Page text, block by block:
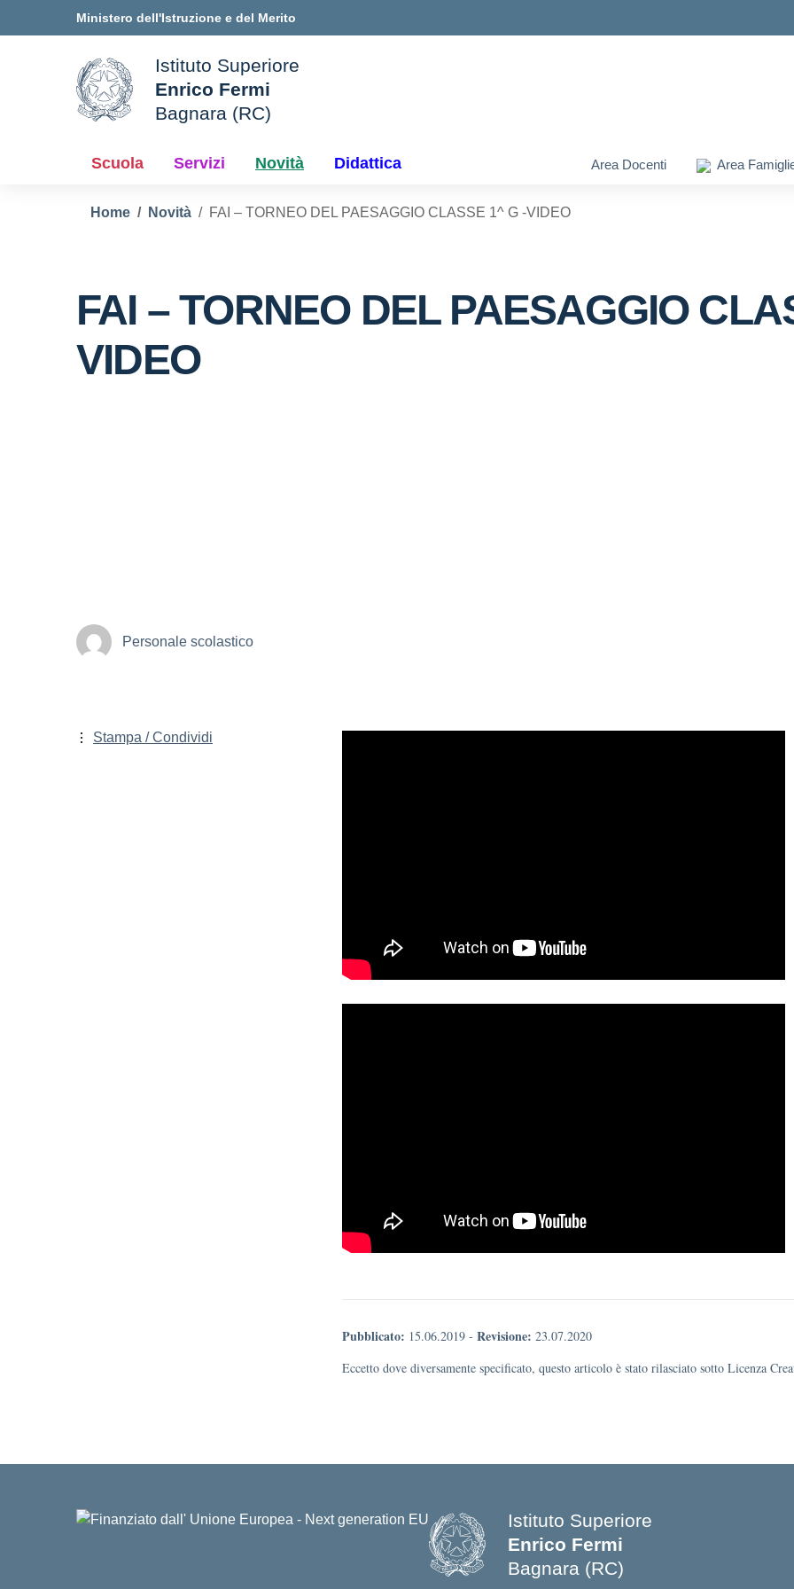
Ministero dell'Istruzione e del Merito
della scuola
Istituto Superiore
Enrico Fermi
Bagnara (RC)
Scuola Servizi Novità Didattica Area Docenti Area
Home Novità FAI – TORNEO DEL PAESAGGIO CLASSE 1^ G -VIDEO
FAI – TORNEO DEL PAESAGGIO
VIDEO
Personale scolastico
Pubblicato: 15.06.2019 - Revisione: 23.07.2020
Eccetto dove diversamente specificato, questo articolo è stato rilasciato sotto Licenza
Stampa / Condividi
Istituto Superiore
Enrico Fermi
Bagnara (RC)